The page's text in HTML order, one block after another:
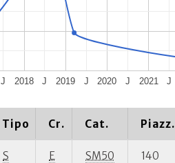
2018 2019 2020 2021
J J J J J
Tipo Cr. Cat. Piazz.
S E SM50
140